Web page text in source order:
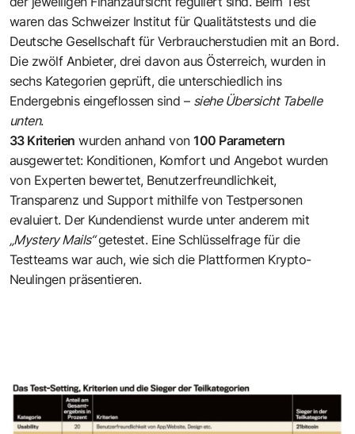
waren das Schweizer Institut für Qualitätstests und die
Deutsche Gesellschaft für Verbraucherstudien mit an Bord.
Die zwölf Anbieter, drei davon aus Österreich, wurden in
sechs Kategorien geprüft, die unterschiedlich ins
Endergebnis eingeflossen sind – siehe Übersicht Tabelle
unten.
33 Kriterien wurden anhand von100 Parametern
ausgewertet: Konditionen, Komfort und Angebot wurden
von Experten bewertet, Benutzerfreundlichkeit,
Transparenz und Support mithilfe von Testpersonen
evaluiert. Der Kundendienst wurde unter anderem mit
„Mystery Mails“getestet. Eine Schlüsselfrage für die
Testteams war auch, wie sich die Plattformen Krypto-
Neulingen präsentieren.